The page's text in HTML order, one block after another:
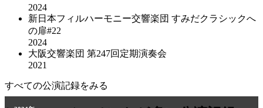
2024
新日本フィルハーモニー交響楽団 すみだクラシックへ
の扉#22
2024
大阪交響楽団 第247回定期演奏会
2021
すべての公演記録をみる